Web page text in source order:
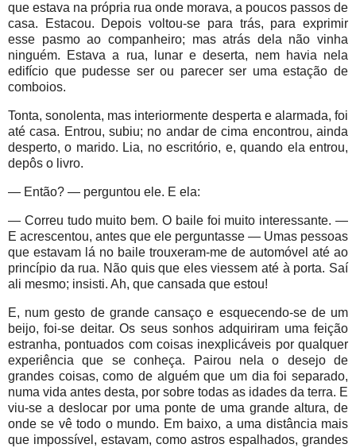
que estava na própria rua onde morava, a poucos passos de
casa. Estacou. Depois voltou-se para trás, para exprimir
esse pasmo ao companheiro; mas atrás dela não vinha
ninguém. Estava a rua, lunar e deserta, nem havia nela
edifício que pudesse ser ou parecer ser uma estação de
comboios.
Tonta, sonolenta, mas interiormente desperta e alarmada, foi
até casa. Entrou, subiu; no andar de cima encontrou, ainda
desperto, o marido. Lia, no escritório, e, quando ela entrou,
depôs o livro.
— Então? — perguntou ele. E ela:
— Correu tudo muito bem. O baile foi muito interessante. —
E acrescentou, antes que ele perguntasse — Umas pessoas
que estavam lá no baile trouxeram-me de automóvel até ao
princípio da rua. Não quis que eles viessem até à porta. Saí
ali mesmo; insisti. Ah, que cansada que estou!
E, num gesto de grande cansaço e esquecendo-se de um
beijo, foi-se deitar. Os seus sonhos adquiriram uma feição
estranha, pontuados com coisas inexplicáveis por qualquer
experiência que se conheça. Pairou nela o desejo de
grandes coisas, como de alguém que um dia foi separado,
numa vida antes desta, por sobre todas as idades da terra. E
viu-se a deslocar por uma ponte de uma grande altura, de
onde se vê todo o mundo. Em baixo, a uma distância mais
que impossível, estavam, como astros espalhados, grandes